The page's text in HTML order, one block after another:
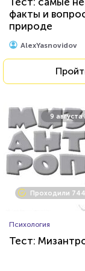
отсталость
30 октября
Проходили
Сможете ли вы
писателем?
факты и
природе
AlexYasnovidov
9 августа
Проходили
Психология
Тест: